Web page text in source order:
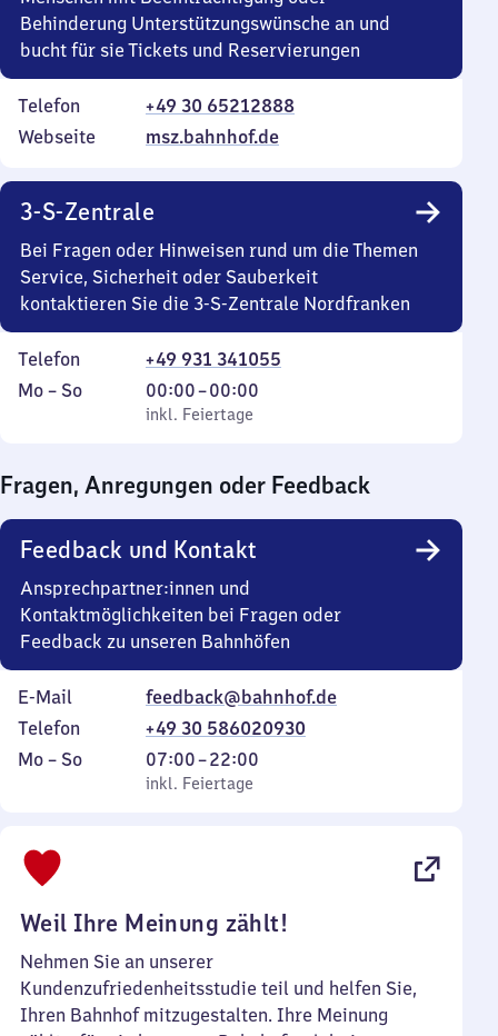
Behinderung Unterstützungswünsche an und
bucht für sie Tickets und Reservierungen
Telefon
+49 30 65212888
Webseite
msz.bahnhof.de
3-S-Zentrale
Bei Fragen oder Hinweisen rund um die Themen
Service, Sicherheit oder Sauberkeit
kontaktieren Sie die 3-S-Zentrale Nordfranken
Telefon
+49 931 341055
Montag
Mo – So,
inkl. Feiertage
00:00–00:00
Von
0
0
Uhr
inkl. Feiertage
Fragen, Anregungen oder Feedback
Feedback und Kontakt
Ansprechpartner:innen und
Kontaktmöglichkeiten bei Fragen oder
Feedback zu unseren Bahnhöfen
E-Mail
feedback@bahnhof.de
Telefon
+49 30 586020930
Montag
Mo – So,
inkl. Feiertage
07:00–22:00
Von
7
inkl. Feiertage
Weil Ihre Meinung zählt!
Nehmen Sie an unserer
Kundenzufriedenheitsstudie teil und helfen Sie,
Ihren Bahnhof mitzugestalten. Ihre Meinung